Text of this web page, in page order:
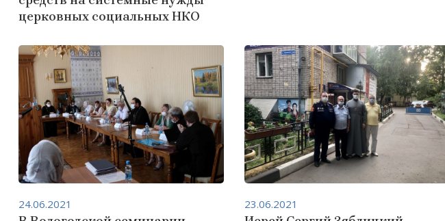
церковных социальных НКО
24.06.2021 23.06.2021